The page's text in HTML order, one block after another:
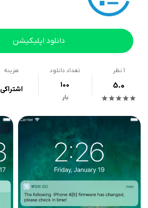
دانلود اپلیکیشن
1 نظر
5.0
تعداد دانلود
100
بار
هزینه
اشتراکی